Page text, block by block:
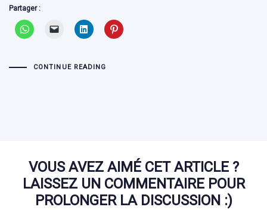
Partager :
CONTINUE READING
VOUS AVEZ AIMÉ CET ARTICLE ?
LAISSEZ UN COMMENTAIRE POUR
PROLONGER LA DISCUSSION :)